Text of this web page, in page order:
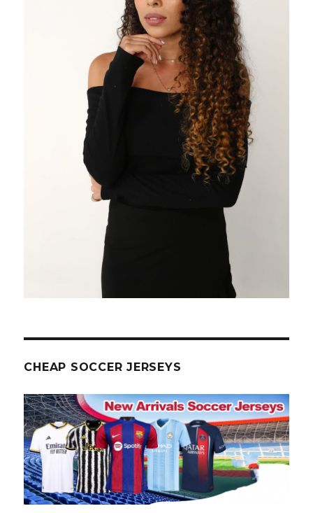
CHEAP SOCCER JERSEYS